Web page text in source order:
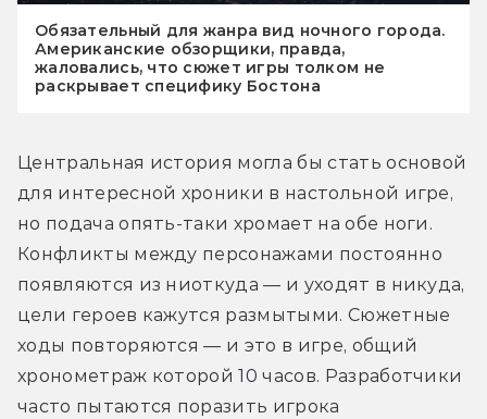
Обязательный для жанра вид ночного города.
Американские обзорщики, правда,
жаловались, что сюжет игры толком не
раскрывает специфику Бостона
Центральная история могла бы стать основой
для интересной хроники в настольной игре,
но подача опять-таки хромает на обе ноги.
Конфликты между персонажами постоянно
появляются из ниоткуда — и уходят в никуда,
цели героев кажутся размытыми. Сюжетные
ходы повторяются — и это в игре, общий
хронометраж которой 10 часов. Разработчики
часто пытаются поразить игрока